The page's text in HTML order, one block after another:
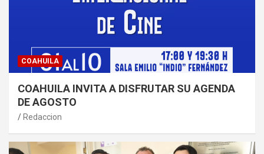
COAHUILA
COAHUILA INVITA A DISFRUTAR SU AGENDA
DE AGOSTO
Redaccion